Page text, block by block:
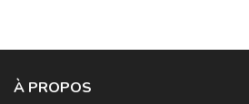
À PROPOS